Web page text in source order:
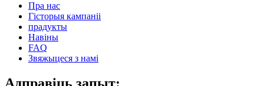
Пра нас
Гісторыя кампаніі
прадукты
Навіны
FAQ
Звяжыцеся з намі